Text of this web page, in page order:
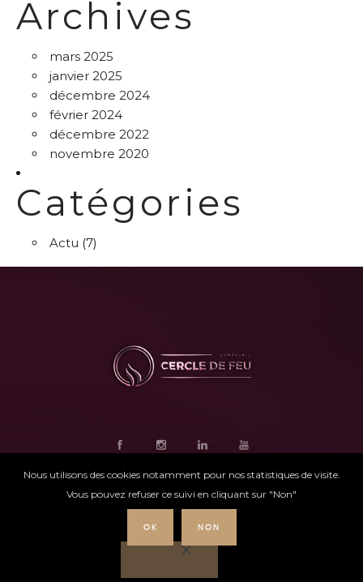
Archives
mars 2025
janvier 2025
décembre 2024
février 2024
décembre 2022
novembre 2020
Catégories
Actu (7)
Nous utilisons des cookies notamment pour nos statistiques de visite.
Vous pouvez refuser ce suivi en cliquant sur "Non"
OK NON